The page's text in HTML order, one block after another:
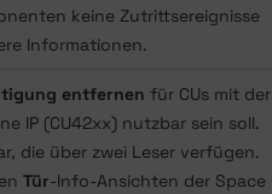
keine Zutrittsereignisse
Informationen.
entfernen für CUs mit der
IP (CU42xx) nutzbar sein soll.
die über zwei Leser verfügen.
Tür-Info-Ansichten der Space